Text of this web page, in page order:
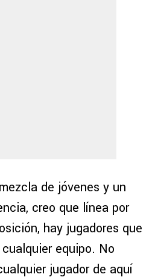
de jóvenes y un
creo que línea por
hay jugadores que
equipo. No
jugador de aquí